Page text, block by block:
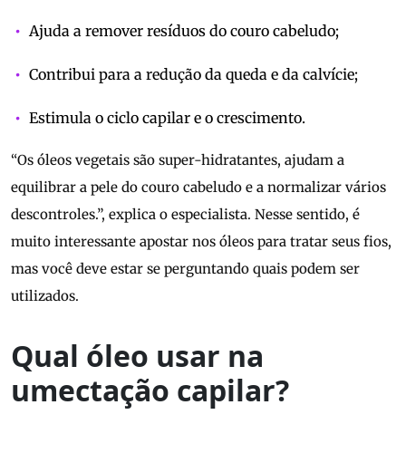
Ajuda a remover resíduos do couro cabeludo;
Contribui para a redução da queda e da calvície;
Estimula o ciclo capilar e o crescimento.
“Os óleos vegetais são super-hidratantes, ajudam a
equilibrar a pele do couro cabeludo e a normalizar vários
descontroles.”, explica o especialista. Nesse sentido, é
muito interessante apostar nos óleos para tratar seus fios,
mas você deve estar se perguntando quais podem ser
utilizados.
Qual óleo usar na
umectação capilar?